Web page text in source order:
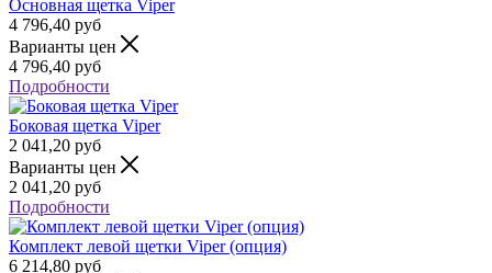
Основная щетка Viper
4 796,40 руб
Варианты цен
4 796,40 руб
Подробности
Боковая щетка Viper
2 041,20 руб
Варианты цен
2 041,20 руб
Подробности
Комплект левой щетки Viper (опция)
6 214,80 руб